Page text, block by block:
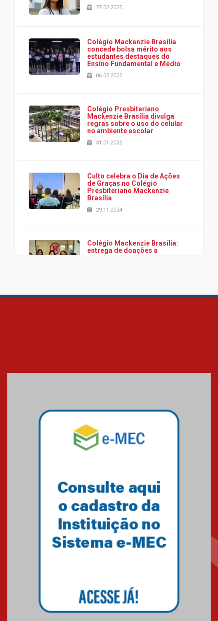
27.02.2025
Colégio Mackenzie Brasília
concede bolsa mérito aos
estudantes destaques do
Ensino Fundamental e Médio
06.02.2025
Colégio Presbiteriano
Mackenzie Brasília divulga
regras sobre o uso do celular
no ambiente escolar
31.01.2025
Culto celebra o Dia de Ações
de Graças no Colégio
Presbiteriano Mackenzie
Brasília
29.11.2024
Colégio Mackenzie Brasília:
entrega de doações a
associação Viver da Cidade
Colégio Presbiteriano
os funcionários
07.11.2024
Equipe de saltos ornamentais
do Mackenzie Brasília
Gravação do projeto “Mais de
31 mil vozes com a Palavra” é
realizado no Colégio
Mackenzie Brasília
25.10.2024
Brasília conquistam medalhas
em importantes competições
de Matemática
04.10.2024